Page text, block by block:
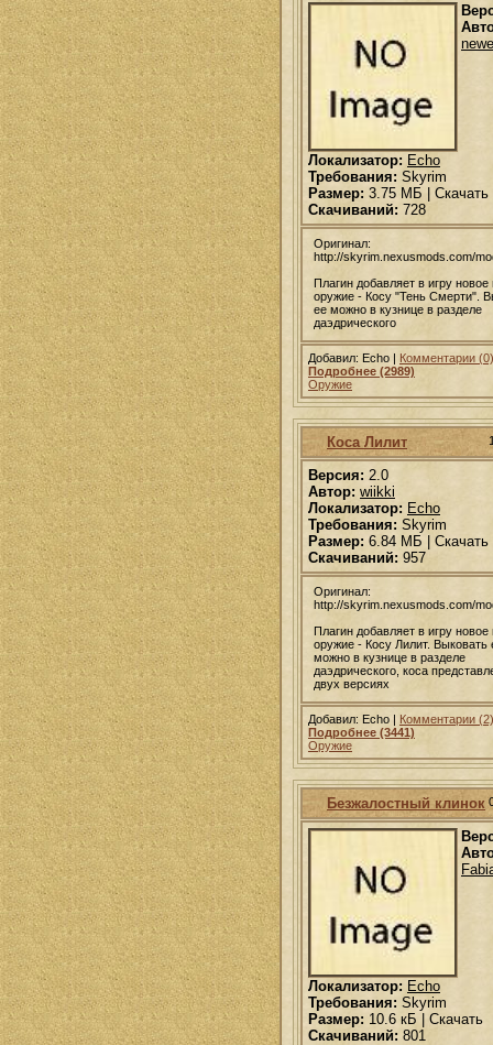
Локализатор: Echo
Требования: Skyrim
Размер: 3.75 МБ | Скачать
Скачиваний: 728
Оригинал:
http://skyrim.nexusmods.com/
Плагин добавляет в игру
оружие - Косу "Тень Смерти".
ее можно в кузнице в разделе
даэдрического
Добавил: Echo | Комментарии (0)
Подробнее (2989)
Оружие
Коса Лилит
Версия: 2.0
Автор: wiikki
Локализатор: Echo
Требования: Skyrim
Размер: 6.84 МБ | Скачать
Скачиваний: 957
Оригинал:
http://skyrim.nexusmods.com/
Плагин добавляет в игру
оружие - Косу Лилит. Выковать
можно в кузнице в разделе
даэдрического, коса
двух версиях
Добавил: Echo | Комментарии (2)
Подробнее (3441)
Оружие
Безжалостный клинок
Локализатор: Echo
Требования: Skyrim
Размер: 10.6 кБ | Скачать
Скачиваний: 801